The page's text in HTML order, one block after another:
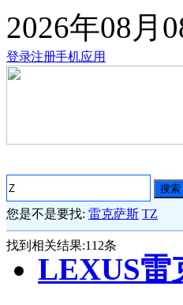
2026年08月
登录注册手机应用
搜索
您是不是要找: 雷克萨斯 TZ
找到相关结果:112条
LEXUS雷